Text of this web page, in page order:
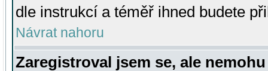
dle instrukcí a téměř ihned budete
Návrat nahoru
Zaregistroval jsem se, ale